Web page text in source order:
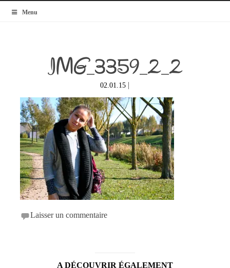
Menu
MyBlogMode
IMG_3359_2_2
02.01.15 |
Laisser un commentaire
A DÉCOUVRIR ÉGALEMENT